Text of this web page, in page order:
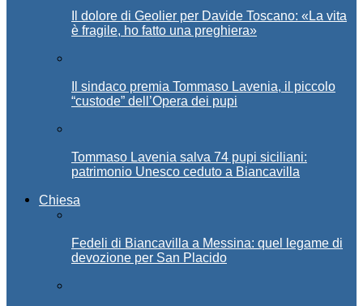
Il dolore di Geolier per Davide Toscano: «La vita
è fragile, ho fatto una preghiera»
Il sindaco premia Tommaso Lavenia, il piccolo
“custode” dell’Opera dei pupi
Tommaso Lavenia salva 74 pupi siciliani:
patrimonio Unesco ceduto a Biancavilla
Chiesa
Fedeli di Biancavilla a Messina: quel legame di
devozione per San Placido